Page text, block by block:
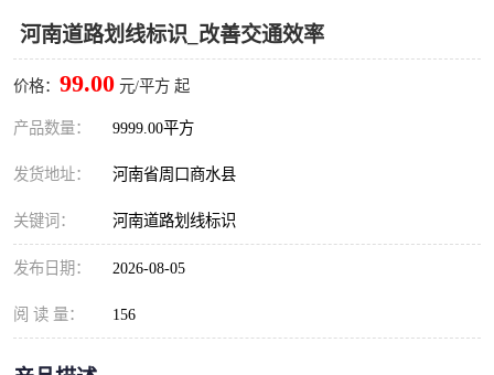
河南道路划线标识_改善交通效率
价格： 99.00 元/平方 起
产品数量： 9999.00平方
发货地址： 河南省周口商水县
关键词： 河南道路划线标识
发布日期： 2026-08-05
阅 读 量： 156